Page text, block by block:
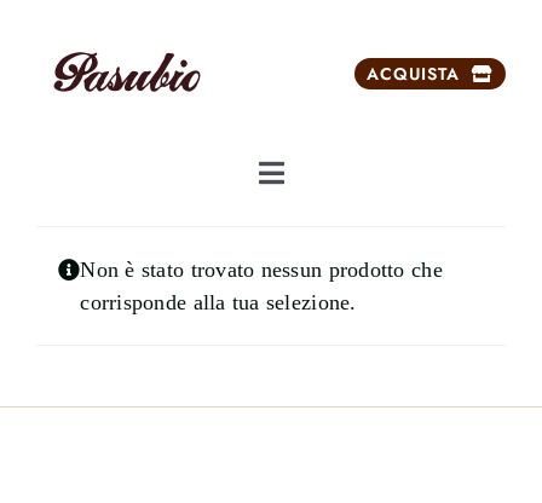
contenuto
ACQUISTA
Toggle
Dolci da ricorrenze
Non è stato trovato nessun prodotto che
corrisponde alla tua selezione.